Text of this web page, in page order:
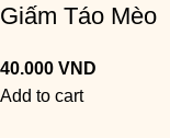
Giấm Táo Mèo
40.000VND
Add to cart